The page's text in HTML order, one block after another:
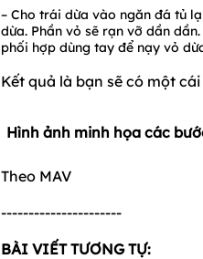
– Cho trái dừa vào ngăn đá tủ
dừa. Phần vỏ sẽ rạn vỡ dần
phối hợp dùng tay để nạy vỏ
Kết quả là bạn sẽ có một
Hình ảnh minh họa các
Theo MAV
----------------------
BÀI VIẾT TƯƠNG TỰ: